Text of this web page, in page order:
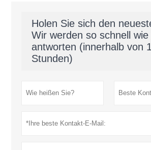
Holen Sie sich den
Wir werden so schnell wie
antworten (innerhalb von
Stunden)